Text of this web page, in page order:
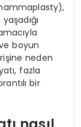
boyun
neden
fazla
bir